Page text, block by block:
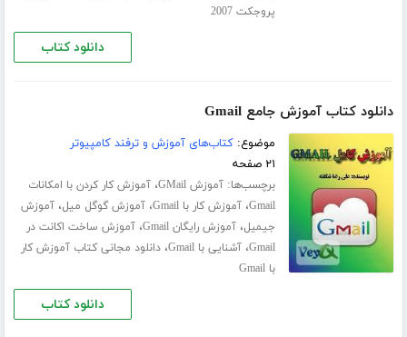
پروجکت 2007
دانلود کتاب
دانلود کتاب آموزش جامع Gmail
موضوع:کتاب‌های آموزش و ترفند کامپیوتر
۲۱ صفحه
برچسب‌ها:آموزش GMail ،آموزش کار کردن با امکانات
Gmail،آموزش کار با Gmail ،آموزش گوگل میل،آموزش
جیمیل،آموزش رایگان Gmail ،آموزش ساخت اکانت در
Gmail،آشنایی با Gmail ،دانلود مجانی کتاب آموزش کار
با Gmail
دانلود کتاب